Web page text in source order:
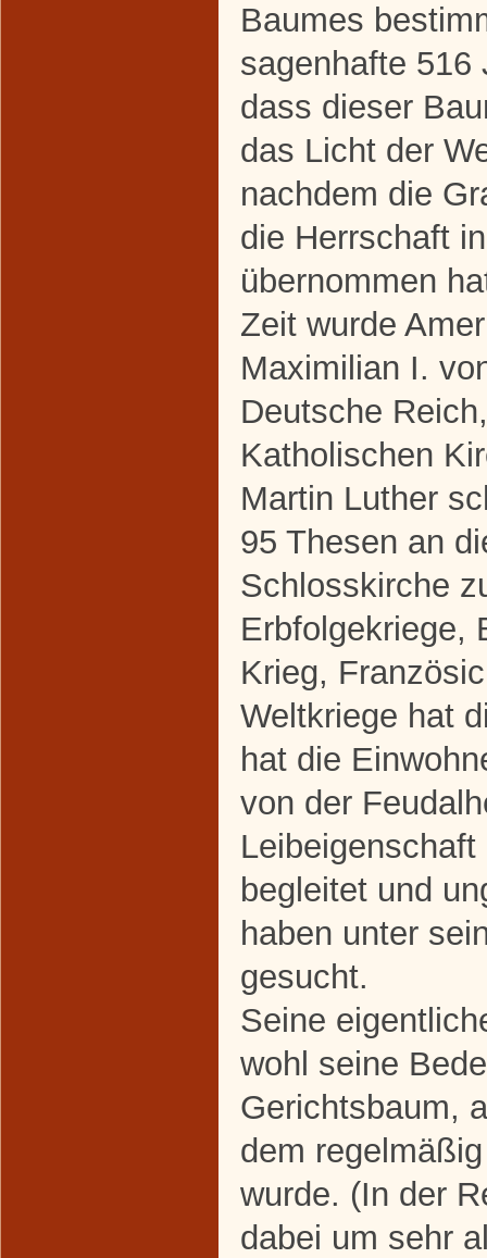
Baumes
sagenhafte 516
dass dieser
das Licht der
nachdem die
die Herrschaft
übernommen
Zeit wurde
Maximilian I.
Deutsche
Katholischen
Martin Luther
95 Thesen an
Schlosskirche
Erbfolgekriege,
Krieg,
Weltkriege hat
hat die
von der
begleitet und
haben unter
gesucht.
Seine
wohl seine
Gerichtsbaum,
dem
wurde. (In der
dabei um sehr